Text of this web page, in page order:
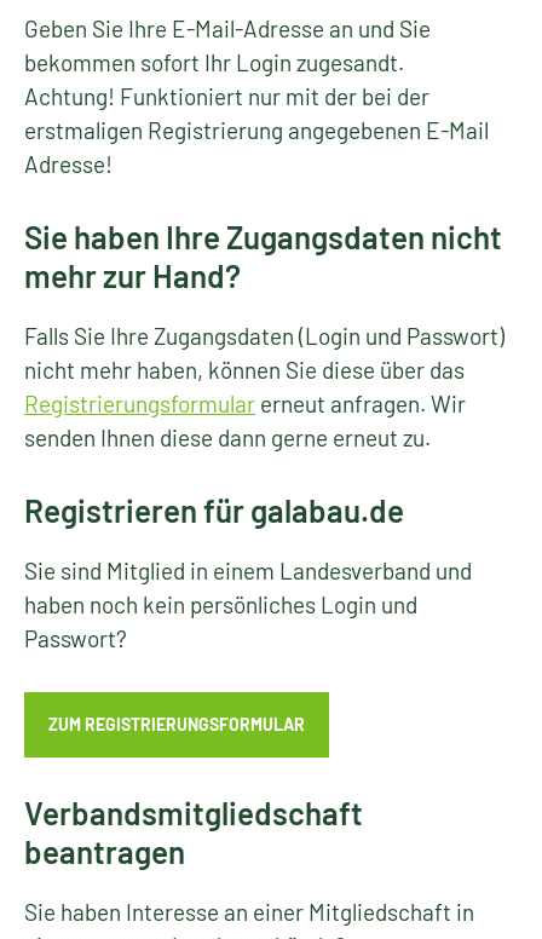
Geben Sie Ihre E-Mail-Adresse an und Sie
bekommen sofort Ihr Login zugesandt.
Achtung! Funktioniert nur mit der bei der
erstmaligen Registrierung angegebenen E-Mail
Adresse!
Sie haben Ihre Zugangsdaten nicht
mehr zur Hand?
Falls Sie Ihre Zugangsdaten (Login und Passwort)
nicht mehr haben, können Sie diese über das
Registrierungsformular erneut anfragen. Wir
senden Ihnen diese dann gerne erneut zu.
Registrieren für galabau.de
Sie sind Mitglied in einem Landesverband und
haben noch kein persönliches Login und
Passwort?
ZUM REGISTRIERUNGSFORMULAR
Verbandsmitgliedschaft
beantragen
Sie haben Interesse an einer Mitgliedschaft in